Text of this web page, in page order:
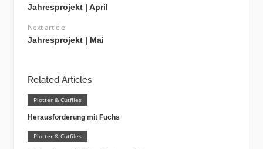
Jahresprojekt | April
Next article
Jahresprojekt | Mai
Related Articles
Plotter & Cutfiles
Herausforderung mit Fuchs
Plotter & Cutfiles